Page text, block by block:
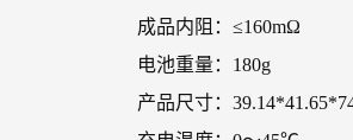
成品内阻：≤160mΩ
电池重量：180g
产品尺寸：